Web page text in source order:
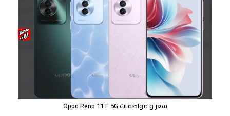
سعر و مواصفات Oppo Reno 11 F 5G